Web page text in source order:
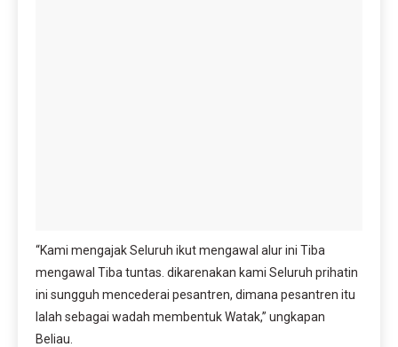
“Kami mengajak Seluruh ikut mengawal alur ini Tiba
mengawal Tiba tuntas. dikarenakan kami Seluruh prihatin
ini sungguh mencederai pesantren, dimana pesantren itu
Ialah sebagai wadah membentuk Watak,” ungkapan
Beliau.